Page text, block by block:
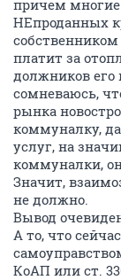
причем
НЕпроданных
платит за
должников его
сомневаюсь,
рынка
коммуналку,
услуг, на
коммуналки,
Значит,
не должно.
Вывод
А то, что
КоАП или ст.